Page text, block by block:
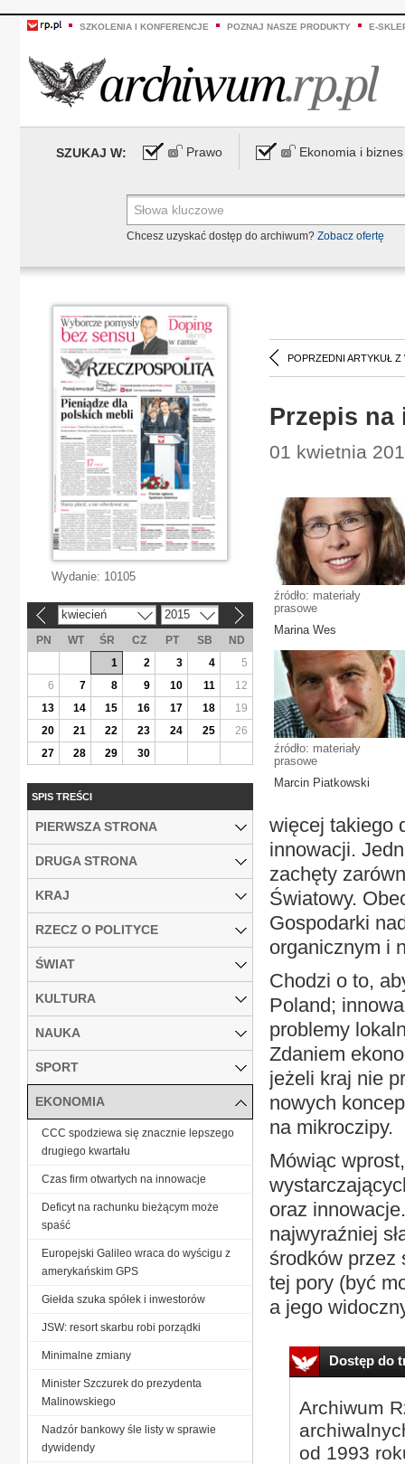
SZKOLENIA I KONFERENCJE POZNAJ NASZE PRODUKTY E-
SZUKAJ W: Prawo Ekonomia i biznes
Chcesz uzyskać dostęp do archiwum? Zobacz ofertę
POPRZEDNI ARTYKUŁ Z
Przepis na
01 kwietnia
źródło: materiały
prasowe
Marina Wes
źródło: materiały
prasowe
Marcin Piatkowski
więcej takiego
innowacji.
zachęty
Światowy.
Gospodarki
organicznym i
Chodzi o to,
Poland;
problemy
Zdaniem
jeżeli kraj nie
nowych
na mikroczipy.
Mówiąc
oraz
najwyraźniej
środków przez
tej pory (być
a jego
Dostęp do
Archiwum
od 1993
Wydanie: 10105
kwiecień 2015
PN WT ŚR CZ PT SB
ND
1
2 3 4
5
6
7 8 9 10 11
12
13
14 15 16 17 18
19
20
21 22 23 24 25
26
27
28 29 30
SPIS TREŚCI
PIERWSZA STRONA
DRUGA STRONA
KRAJ
RZECZ O POLITYCE
ŚWIAT
KULTURA
NAUKA
SPORT
EKONOMIA
CCC spodziewa się znacznie lepszego
drugiego kwartału
Czas firm otwartych na innowacje
Deficyt na rachunku bieżącym może
spaść
Europejski Galileo wraca do wyścigu z
amerykańskim GPS
Giełda szuka spółek i inwestorów
JSW: resort skarbu robi porządki
Minimalne zmiany
Minister Szczurek do prezydenta
Malinowskiego
Nadzór bankowy śle listy w sprawie
dywidendy